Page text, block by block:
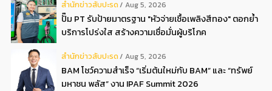
สํานักข่าวสับปะรด Aug 5, 2026
ปั๊ม PT รับป้ายมาตรฐาน "หัวจ่ายเชื้อเพลิงสีทอง" ตอกย้ำ
บริการโปร่งใส สร้างความเชื่อมั่นผู้บริโภค
สํานักข่าวสับปะรด Aug 5, 2026
BAM โชว์ความสำเร็จ “เริ่มต้นใหม่กับ BAM” และ “ทรัพย์
มหาชน พลัส” งาน IPAF Summit 2026